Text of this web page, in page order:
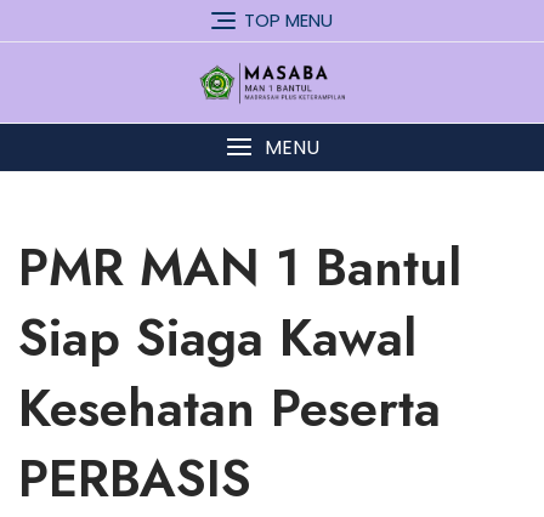
to
TOP MENU
MENU
PMR MAN 1 Bantul
Siap Siaga Kawal
Kesehatan Peserta
PERBASIS